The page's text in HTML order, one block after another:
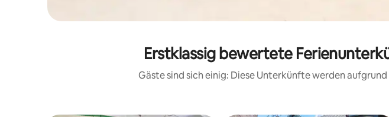
Erstklassig bewertete
Gäste sind sich einig: Diese Unterkünfte werden